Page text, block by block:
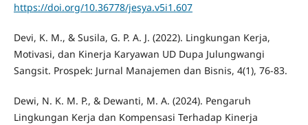
https://doi.org/10.36778/jesya.v5i1.607
Devi, K. M., & Susila, G. P. A. J. (2022). Lingkungan Kerja,
Motivasi, dan Kinerja Karyawan UD Dupa Julungwangi
Sangsit. Prospek: Jurnal Manajemen dan Bisnis, 4(1), 76-83.
Dewi, N. K. M. P., & Dewanti, M. A. (2024). Pengaruh
Lingkungan Kerja dan Kompensasi Terhadap Kinerja